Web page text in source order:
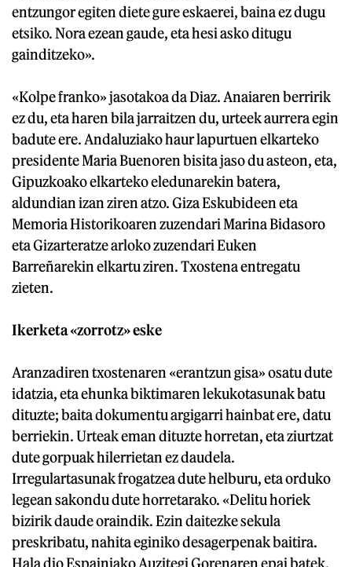
entzungor egiten diete gure eskaerei, baina ez dugu
etsiko. Nora ezean gaude, eta hesi asko ditugu
gainditzeko».
«Kolpe franko» jasotakoa da Diaz. Anaiaren berririk
ez du, eta haren bila jarraitzen du, urteek aurrera egin
badute ere. Andaluziako haur lapurtuen elkarteko
presidente Maria Buenoren bisita jaso du asteon, eta,
Gipuzkoako elkarteko eledunarekin batera,
aldundian izan ziren atzo. Giza Eskubideen eta
Memoria Historikoaren zuzendari Marina Bidasoro
eta Gizarteratze arloko zuzendari Euken
Barreñarekin elkartu ziren. Txostena entregatu
zieten.
Ikerketa «zorrotz» eske
Aranzadiren txostenaren «erantzun gisa» osatu dute
idatzia, eta ehunka biktimaren lekukotasunak batu
dituzte; baita dokumentu argigarri hainbat ere, datu
berriekin. Urteak eman dituzte horretan, eta ziurtzat
dute gorpuak hilerrietan ez daudela.
Irregulartasunak frogatzea dute helburu, eta orduko
legean sakondu dute horretarako. «Delitu horiek
bizirik daude oraindik. Ezin daitezke sekula
preskribatu, nahita eginiko desagerpenak baitira.
Hala dio Espainiako Auzitegi Gorenaren epai batek,